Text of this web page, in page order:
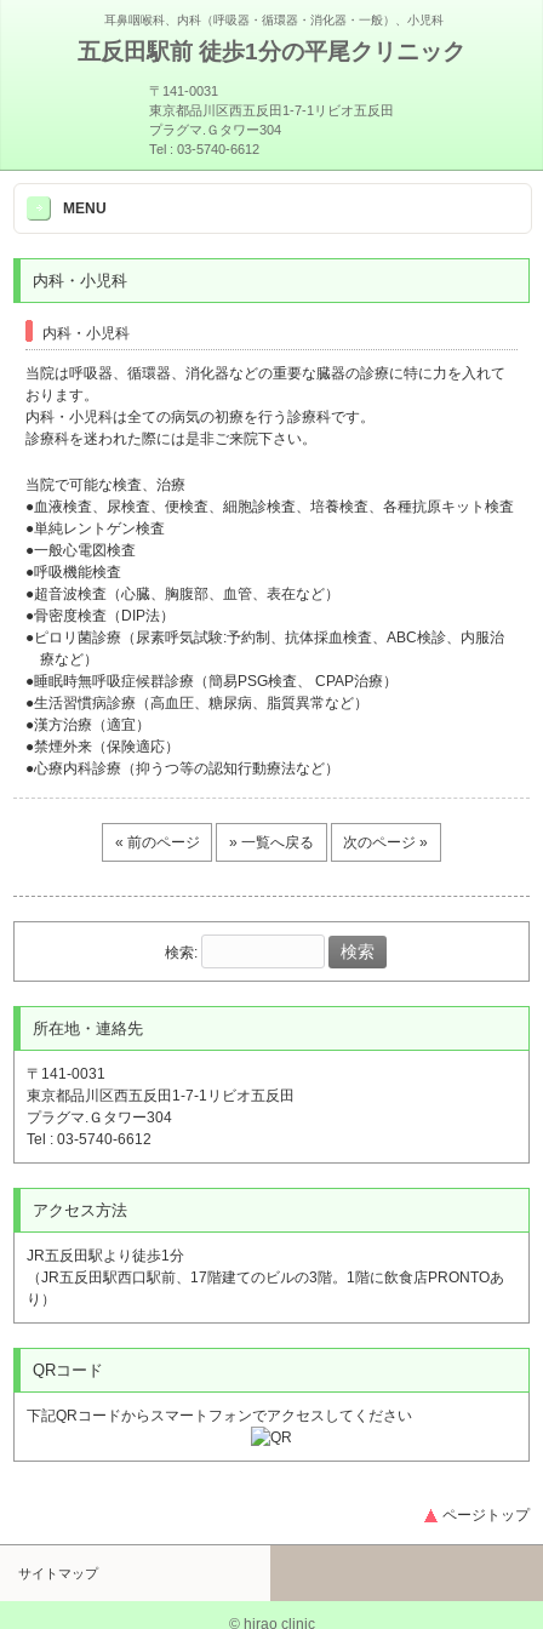
耳鼻咽喉科、内科（呼吸器・循環器・消化器・一般）、小児科
五反田駅前 徒歩1分の平尾クリニック
〒141-0031
東京都品川区西五反田1-7-1リビオ五反田
プラグマ.Ｇタワー304
Tel : 03-5740-6612
>MENU
内科・小児科
内科・小児科
当院は呼吸器、循環器、消化器などの重要な臓器の診療に特に力を入れて
おります。
内科・小児科は全ての病気の初療を行う診療科です。
診療科を迷われた際には是非ご来院下さい。
当院で可能な検査、治療
●血液検査、尿検査、便検査、細胞診検査、培養検査、各種抗原キット検査
●単純レントゲン検査
●一般心電図検査
●呼吸機能検査
●超音波検査（心臓、胸腹部、血管、表在など）
●骨密度検査（DIP法）
●ピロリ菌診療（尿素呼気試験:予約制、抗体採血検査、ABC検診、内服治
療など）
●睡眠時無呼吸症候群診療（簡易PSG検査、 CPAP治療）
●生活習慣病診療（高血圧、糖尿病、脂質異常など）
●漢方治療（適宜）
●禁煙外来（保険適応）
●心療内科診療（抑うつ等の認知行動療法など）
« 前のページ » 一覧へ戻る 次のページ »
検索:
所在地・連絡先
〒141-0031
東京都品川区西五反田1-7-1リビオ五反田
プラグマ.Ｇタワー304
Tel : 03-5740-6612
アクセス方法
JR五反田駅より徒歩1分
（JR五反田駅西口駅前、17階建てのビルの3階。1階に飲食店PRONTOあ
り）
QRコード
下記QRコードからスマートフォンでアクセスしてください
ページトップ
サイトマップ
© hirao clinic